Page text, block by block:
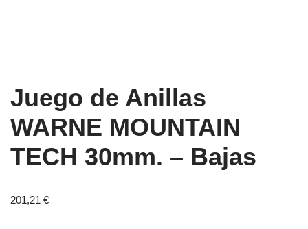
Juego de Anillas
WARNE MOUNTAIN
TECH 30mm. – Bajas
201,21 €